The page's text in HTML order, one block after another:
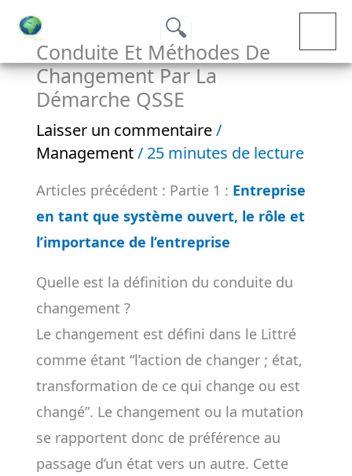
Aller
contenuConduite Et Méthodes De
Changement Par La
Démarche QSSE
Laisser un commentaire /
Management/ 25 minutes de lecture
Articles précédent : Partie 1 : Entreprise
en tant que système ouvert, le rôle et
l’importance de l’entreprise
Quelle est la définition du conduite du
changement ?
Le changement est défini dans le Littré
comme étant “l’action de changer ; état,
transformation de ce qui change ou est
changé”. Le changement ou la mutation
se rapportent donc de préférence au
passage d’un état vers un autre. Cette